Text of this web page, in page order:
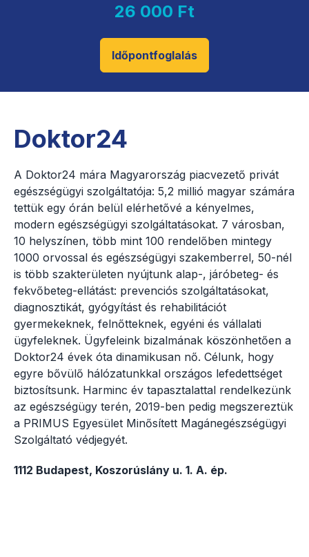
26 000 Ft
Időpontfoglalás
Doktor24
A Doktor24 mára Magyarország piacvezető privát
egészségügyi szolgáltatója: 5,2 millió magyar számára
tettük egy órán belül elérhetővé a kényelmes,
modern egészségügyi szolgáltatásokat. 7 városban,
10 helyszínen, több mint 100 rendelőben mintegy
1000 orvossal és egészségügyi szakemberrel, 50-nél
is több szakterületen nyújtunk alap-, járóbeteg- és
fekvőbeteg-ellátást: prevenciós szolgáltatásokat,
diagnosztikát, gyógyítást és rehabilitációt
gyermekeknek, felnőtteknek, egyéni és vállalati
ügyfeleknek. Ügyfeleink bizalmának köszönhetően a
Doktor24 évek óta dinamikusan nő. Célunk, hogy
egyre bővülő hálózatunkkal országos lefedettséget
biztosítsunk. Harminc év tapasztalattal rendelkezünk
az egészségügy terén, 2019-ben pedig megszereztük
a PRIMUS Egyesület Minősített Magánegészségügyi
Szolgáltató védjegyét.
1112 Budapest, Koszorúslány u. 1. A. ép.